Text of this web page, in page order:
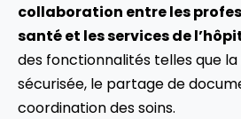
collaboration entre les
santé et les services de
des fonctionnalités telles que
sécurisée, le partage de
coordination des soins.